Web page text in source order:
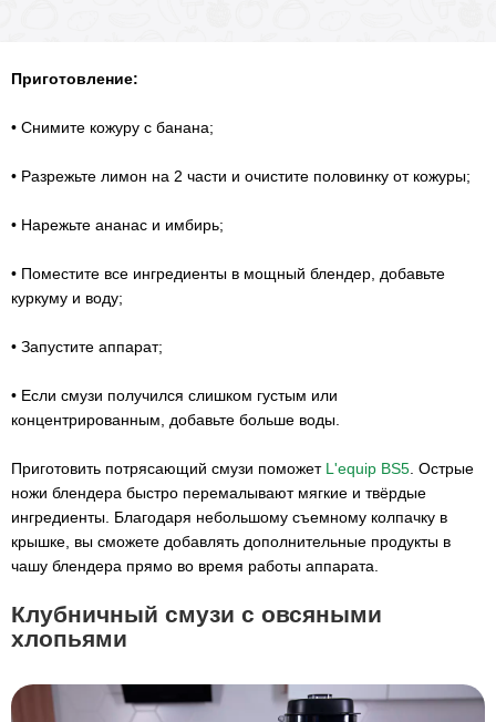
Приготовление:
• Снимите кожуру с банана;
• Разрежьте лимон на 2 части и очистите половинку от кожуры;
• Нарежьте ананас и имбирь;
• Поместите все ингредиенты в мощный блендер, добавьте
куркуму и воду;
• Запустите аппарат;
• Если смузи получился слишком густым или
концентрированным, добавьте больше воды.
Приготовить потрясающий смузи поможетL'equip BS5 . Острые
ножи блендера быстро перемалывают мягкие и твёрдые
ингредиенты. Благодаря небольшому съемному колпачку в
крышке, вы сможете добавлять дополнительные продукты в
чашу блендера прямо во время работы аппарата.
Клубничный смузи с овсяными
хлопьями